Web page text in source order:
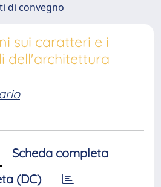
di convegno
sui caratteri e i
dell'architettura
Scheda completa
(DC)